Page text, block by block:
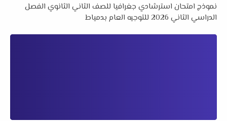
نموذج امتحان استرشادي جغرافيا للصف الثاني الثانوي الفصل
الدراسي الثاني 2026 للتوجيه العام بدمياط